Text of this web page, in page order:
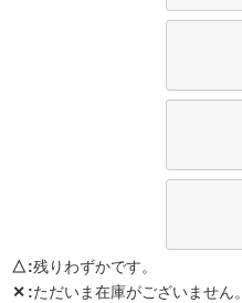
生活用品
△ 残りわずかです。
✕ ただいま在庫がございません。